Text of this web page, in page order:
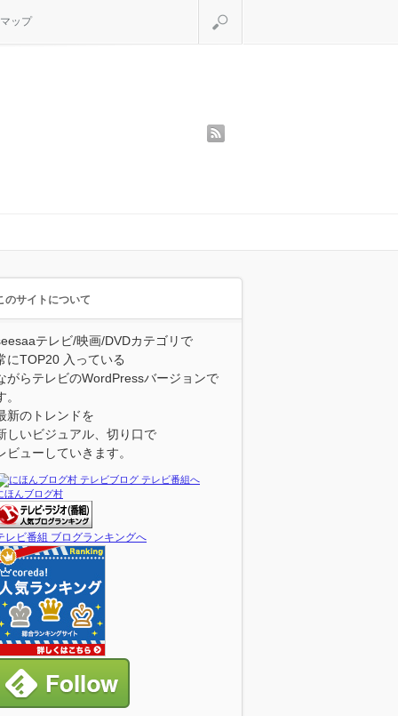
ップ
のサイトについて
テレビ/映画/DVDカテゴリで
にTOP20 入っている
がらテレビのWordPressバージョンで
。
新のトレンドを
しいビジュアル、切り口で
ビューしていきます。
ほんブログ村
レビ番組 ブログランキングへ